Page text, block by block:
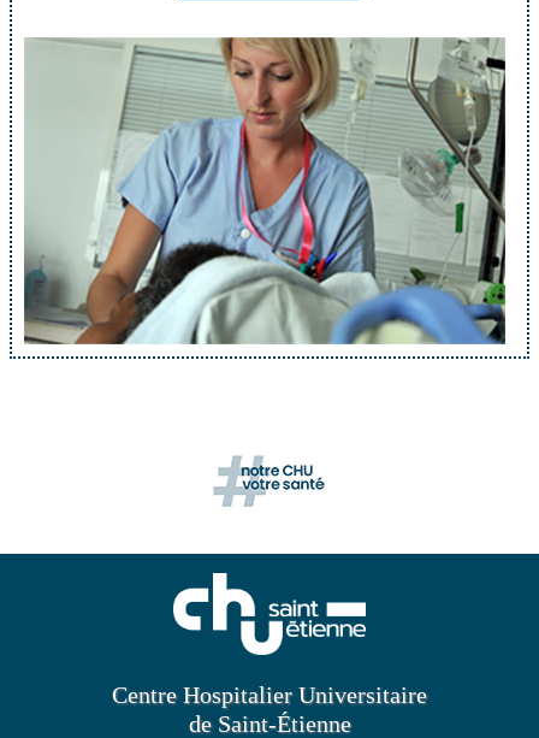
Centre Hospitalier Universitaire
de Saint-Étienne